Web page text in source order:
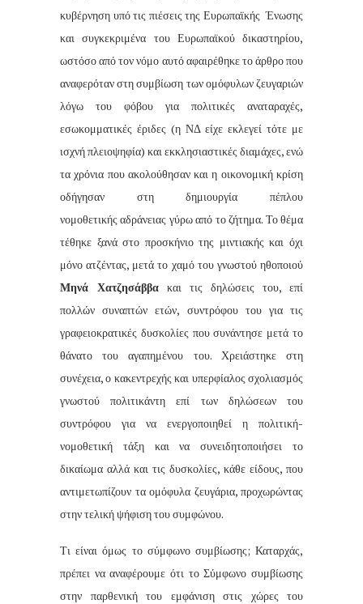
κυβέρνηση υπό τις πιέσεις της Ευρωπαϊκής Ένωσης
και συγκεκριμένα του Ευρωπαϊκού δικαστηρίου,
ωστόσο από τον νόμο αυτό αφαιρέθηκε το άρθρο που
αναφερόταν στη συμβίωση των ομόφυλων ζευγαριών
λόγω του φόβου για πολιτικές αναταραχές,
εσωκομματικές έριδες (η ΝΔ είχε εκλεγεί τότε με
ισχνή πλειοψηφία) και εκκλησιαστικές διαμάχες, ενώ
τα χρόνια που ακολούθησαν και η οικονομική κρίση
οδήγησαν στη δημιουργία πέπλου
νομοθετικής αδράνειας γύρω από το ζήτημα. Το θέμα
τέθηκε ξανά στο προσκήνιο της μιντιακής και όχι
μόνο ατζέντας, μετά το χαμό του γνωστού ηθοποιού
Μηνά Χατζησάββα και τις δηλώσεις του, επί
πολλών συναπτών ετών, συντρόφου του για τις
γραφειοκρατικές δυσκολίες που συνάντησε μετά το
θάνατο του αγαπημένου του. Χρειάστηκε στη
συνέχεια, ο κακεντρεχής και υπερφίαλος σχολιασμός
γνωστού πολιτικάντη επί των δηλώσεων του
συντρόφου για να ενεργοποιηθεί η πολιτική-
νομοθετική τάξη και να συνειδητοποιήσει το
δικαίωμα αλλά και τις δυσκολίες, κάθε είδους, που
αντιμετωπίζουν τα ομόφυλα ζευγάρια, προχωρώντας
στην τελική ψήφιση του συμφώνου.
Τι είναι όμως το σύμφωνο συμβίωσης; Καταρχάς,
πρέπει να αναφέρουμε ότι το Σύμφωνο συμβίωσης
στην παρθενική του εμφάνιση στις χώρες του